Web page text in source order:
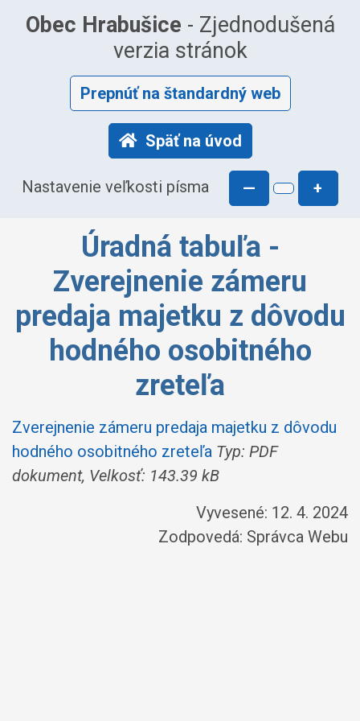
Obec Hrabušice - Zjednodušená
verzia stránok
Prepnúť na štandardný web
Späť na úvod
Nastavenie veľkosti písma — +
Úradná tabuľa -
Zverejnenie zámeru
predaja majetku z dôvodu
hodného osobitného
zreteľa
Zverejnenie zámeru predaja majetku z dôvodu
hodného osobitného zreteľa Typ: PDF
dokument, Velkosť: 143.39 kB
Vyvesené: 12. 4. 2024
Zodpovedá: Správca Webu